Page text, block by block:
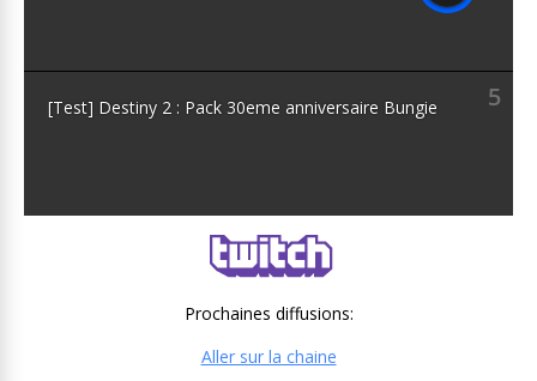
5
[Test] Destiny 2 : Pack 30eme anniversaire Bungie
Prochaines diffusions:
Aller sur la chaine